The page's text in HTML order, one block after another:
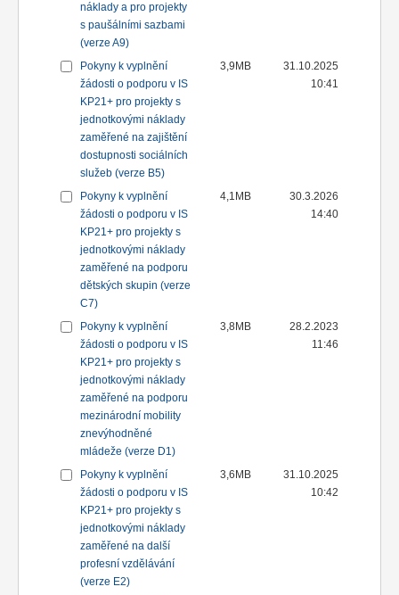
náklady a pro projekty
s paušálními sazbami
(verze A9)
Pokyny k vyplnění
žádosti o podporu v IS
KP21+ pro projekty s
jednotkovými náklady
zaměřené na zajištění
dostupnosti sociálních
služeb (verze B5)
3,9MB
31.10.2025
10:41
Pokyny k vyplnění
žádosti o podporu v IS
KP21+ pro projekty s
jednotkovými náklady
zaměřené na podporu
dětských skupin (verze
C7)
4,1MB
30.3.2026
14:40
Pokyny k vyplnění
žádosti o podporu v IS
KP21+ pro projekty s
jednotkovými náklady
zaměřené na podporu
mezinárodní mobility
znevýhodněné
mládeže (verze D1)
3,8MB
28.2.2023
11:46
Pokyny k vyplnění
žádosti o podporu v IS
KP21+ pro projekty s
jednotkovými náklady
zaměřené na další
profesní vzdělávání
(verze E2)
3,6MB
31.10.2025
10:42